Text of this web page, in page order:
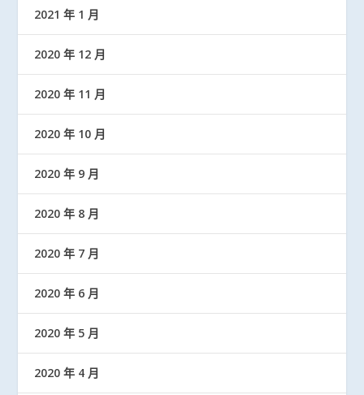
2021 年 1 月
2020 年 12 月
2020 年 11 月
2020 年 10 月
2020 年 9 月
2020 年 8 月
2020 年 7 月
2020 年 6 月
2020 年 5 月
2020 年 4 月